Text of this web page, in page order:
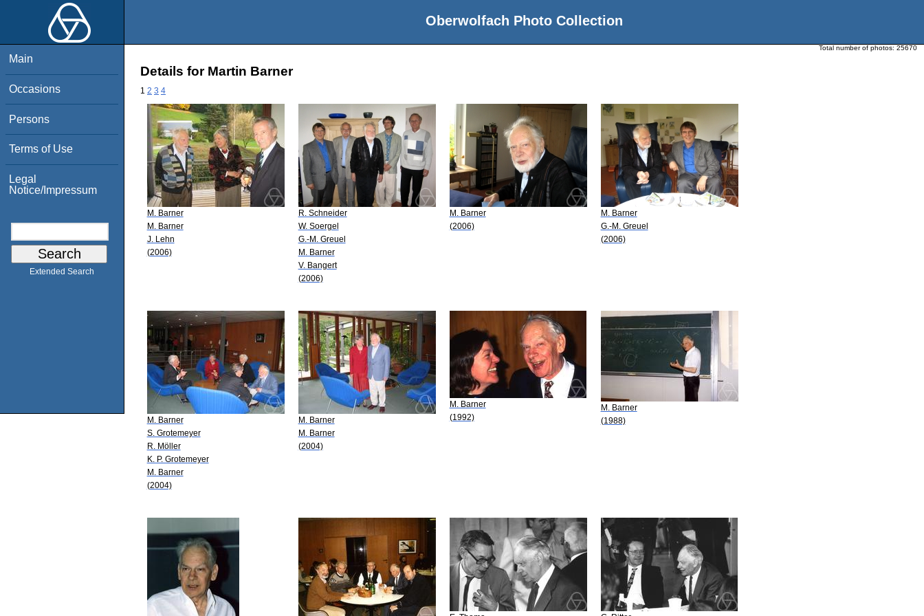
Oberwolfach Photo Collection
Main
Occasions
Persons
Terms of Use
Legal
Notice/Impressum
Extended Search
Total number of photos: 25670
Details for Martin Barner
1 2 3 4
M. Barner
M. Barner
J. Lehn
(2006)
R. Schneider
W. Soergel
G.-M. Greuel
M. Barner
V. Bangert
(2006)
M. Barner
(2006)
M. Barner
G.-M. Greuel
(2006)
M. Barner
S. Grotemeyer
R. Möller
K. P. Grotemeyer
M. Barner
(2004)
M. Barner
M. Barner
(2004)
M. Barner
(1992)
M. Barner
(1988)